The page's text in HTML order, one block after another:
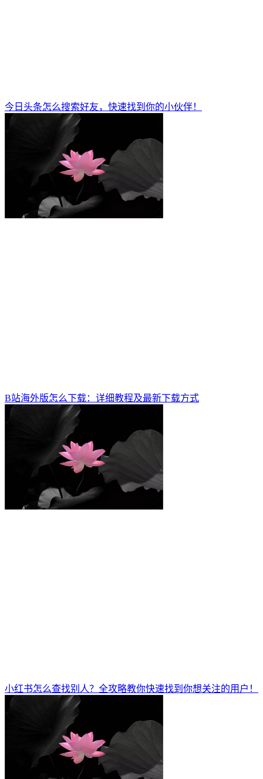
今日头条怎么搜索好友，快速找到你的小伙伴！
B站海外版怎么下载：详细教程及最新下载方式
小红书怎么查找别人？全攻略教你快速找到你想关注的用户！